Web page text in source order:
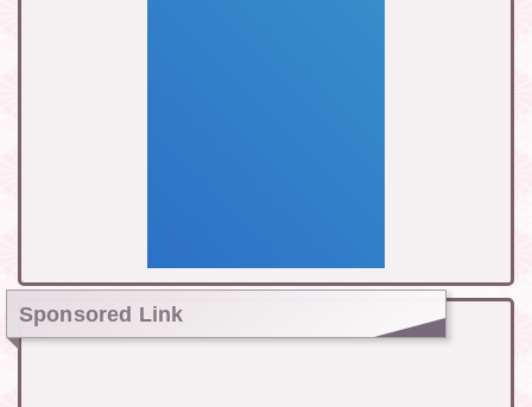
Sponsored Link